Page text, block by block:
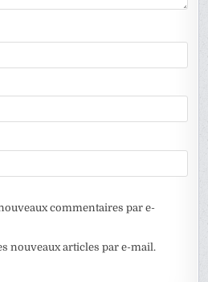
commentaires par e-
nouveaux articles par e-mail.